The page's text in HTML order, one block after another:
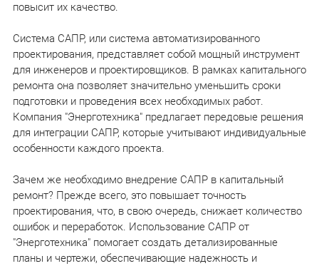
повысит их качество.
Система САПР, или система автоматизированного
проектирования, представляет собой мощный инструмент
для инженеров и проектировщиков. В рамках капитального
ремонта она позволяет значительно уменьшить сроки
подготовки и проведения всех необходимых работ.
Компания "Энерготехника" предлагает передовые решения
для интеграции САПР, которые учитывают индивидуальные
особенности каждого проекта.
Зачем же необходимо внедрение САПР в капитальный
ремонт? Прежде всего, это повышает точность
проектирования, что, в свою очередь, снижает количество
ошибок и переработок. Использование САПР от
"Энерготехника" помогает создать детализированные
планы и чертежи, обеспечивающие надежность и